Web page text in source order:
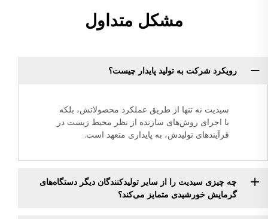
مشکل متداول
رویکرد شرکت به تولید پایدار چیست؟
سیدیت نه تنها از طریق عملکرد محصولاتش، بلکه
با اجرای روش‌های سازنده از نظر محیط زیست در
فرآیندهای تولیدش، به پایداری متعهد است.
چه چیزی سیدیت را از سایر تولیدکنندگان دیگر دستگاه‌های
گرمایش خورشیدی متمایز می‌کند؟